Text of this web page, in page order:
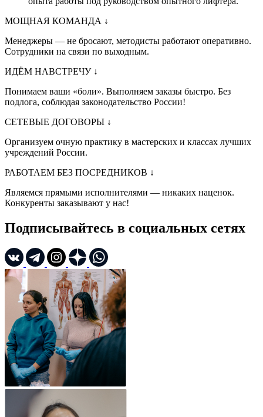
МОЩНАЯ КОМАНДА ↓
Менеджеры — не бросают, методисты работают оперативно.
Сотрудники на связи по выходным.
ИДЁМ НАВСТРЕЧУ ↓
Понимаем ваши «боли». Выполняем заказы быстро. Без
подлога, соблюдая законодательство России!
СЕТЕВЫЕ ДОГОВОРЫ ↓
Организуем очную практику в мастерских и классах лучших
учреждений России.
РАБОТАЕМ БЕЗ ПОСРЕДНИКОВ ↓
Являемся прямыми исполнителями — никаких наценок.
Конкуренты заказывают у нас!
Подписывайтесь в социальных сетях